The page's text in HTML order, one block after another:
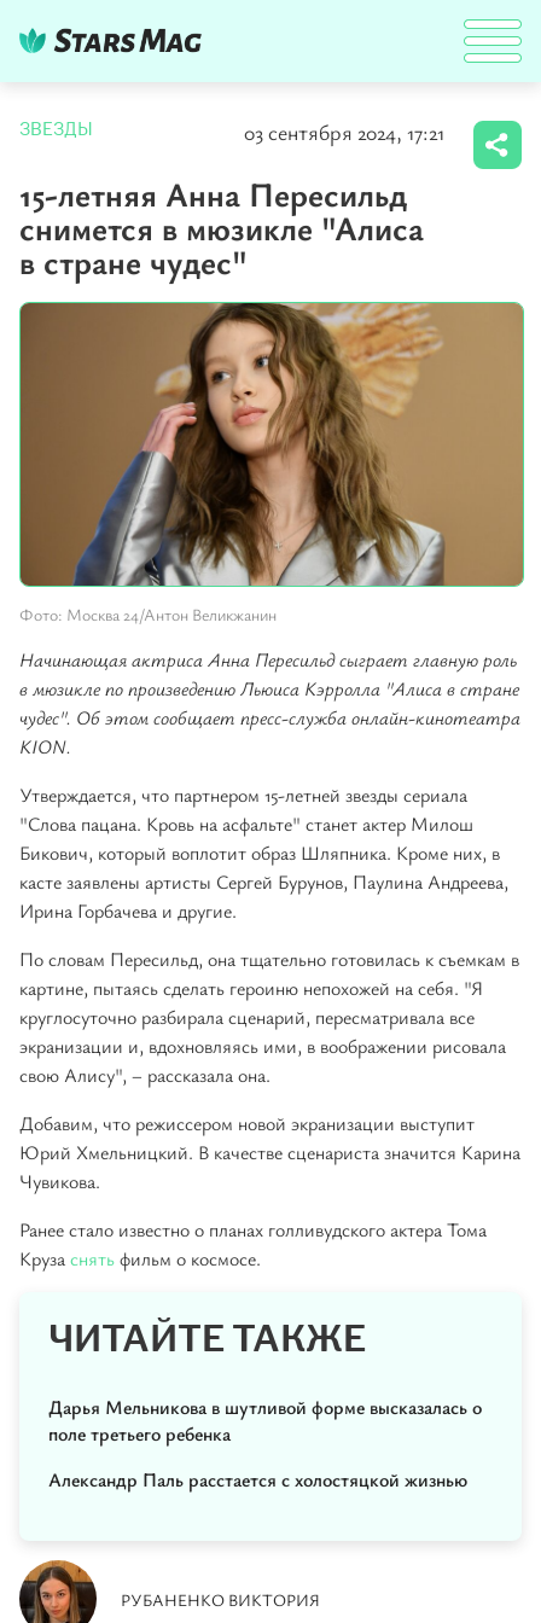
ЗВЕЗДЫ 03 сентября 2024, 17:21
15-летняя Анна Пересильд
снимется в мюзикле "Алиса
в стране чудес"
Фото: Москва 24/Антон Великжанин
Начинающая актриса Анна Пересильд сыграет главную роль
в мюзикле по произведению Льюиса Кэрролла "Алиса в стране
чудес". Об этом сообщает пресс-служба онлайн-кинотеатра
KION.
Утверждается, что партнером 15-летней звезды сериала
"Слова пацана. Кровь на асфальте" станет актер Милош
Бикович, который воплотит образ Шляпника. Кроме них, в
касте заявлены артисты Сергей Бурунов, Паулина Андреева,
Ирина Горбачева и другие.
По словам Пересильд, она тщательно готовилась к съемкам в
картине, пытаясь сделать героиню непохожей на себя. "Я
круглосуточно разбирала сценарий, пересматривала все
экранизации и, вдохновляясь ими, в воображении рисовала
свою Алису", – рассказала она.
Добавим, что режиссером новой экранизации выступит
Юрий Хмельницкий. В качестве сценариста значится Карина
Чувикова.
Ранее стало известно о планах голливудского актера Тома
Крузаснятьфильм о космосе.
ЧИТАЙТЕ ТАКЖЕ
Дарья Мельникова в шутливой форме высказалась о
поле третьего ребенка
Александр Паль расстается с холостяцкой жизнью
РУБАНЕНКО ВИКТОРИЯ